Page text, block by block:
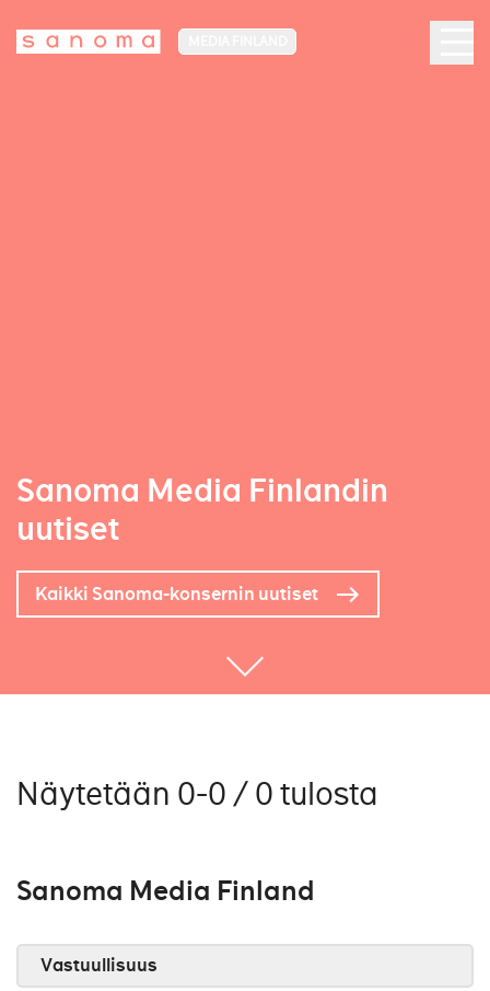
Sanoma Media Finlandin
uutiset
Kaikki Sanoma-konsernin uutiset
Näytetään 0-0 / 0 tulosta
Sanoma Media Finland
Vastuullisuus